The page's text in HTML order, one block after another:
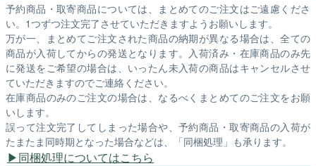
予約商品・取寄商品については、まとめてのご注文はご遠慮くださ
い。1つずつ注文完了させていただきますようお願いします。
万が一、まとめてご注文された商品の納期が異なる場合は、全ての
商品が入荷してからの発送となります。入荷済み・在庫商品のみ先
に発送をご希望の場合は、いったん未入荷の商品はキャンセルさせ
ていただきますのでご連絡ください。
在庫商品のみのご注文の場合は、なるべくまとめてのご注文をお願
いします。
誤って注文完了してしまった場合や、予約商品・取寄商品の入荷が
たまたま同時期となった場合などは、「同梱処理」も承ります。
同梱処理についてはこちら